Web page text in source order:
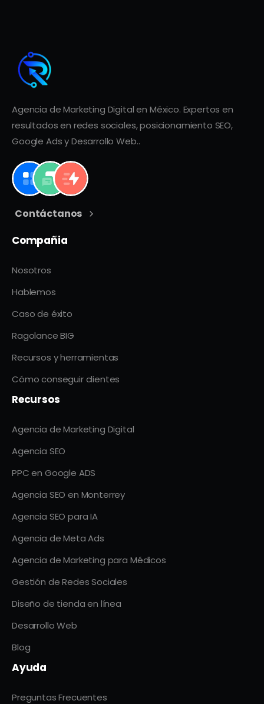
Agencia de Marketing Digital en México. Expertos en
resultados en redes sociales, posicionamiento SEO,
Google Ads y Desarrollo Web..
Contáctanos
Compañia
Nosotros
Hablemos
Caso de éxito
Ragolance BIG
Recursos y herramientas
Cómo conseguir clientes
Recursos
Agencia de Marketing Digital
Agencia SEO
PPC en Google ADS
Agencia SEO en Monterrey
Agencia SEO para IA
Agencia de Meta Ads
Agencia de Marketing para Médicos
Gestión de Redes Sociales
Diseño de tienda en línea
Desarrollo Web
Blog
Ayuda
Preguntas Frecuentes